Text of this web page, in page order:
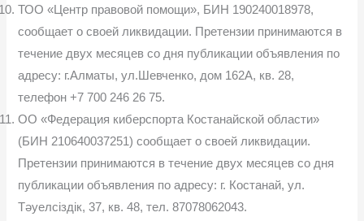
ТОО «Центр правовой помощи», БИН 190240018978,
сообщает о своей ликвидации. Претензии принимаются в
течение двух месяцев со дня публикации объявления по
адресу: г.Алматы, ул.Шевченко, дом 162А, кв. 28,
телефон +7 700 246 26 75.
ОО «Федерация киберспорта Костанайской области»
(БИН 210640037251) сообщает о своей ликвидации.
Претензии принимаются в течение двух месяцев со дня
публикации объявления по адресу: г. Костанай, ул.
Тәуелсіздік, 37, кв. 48, тел. 87078062043.